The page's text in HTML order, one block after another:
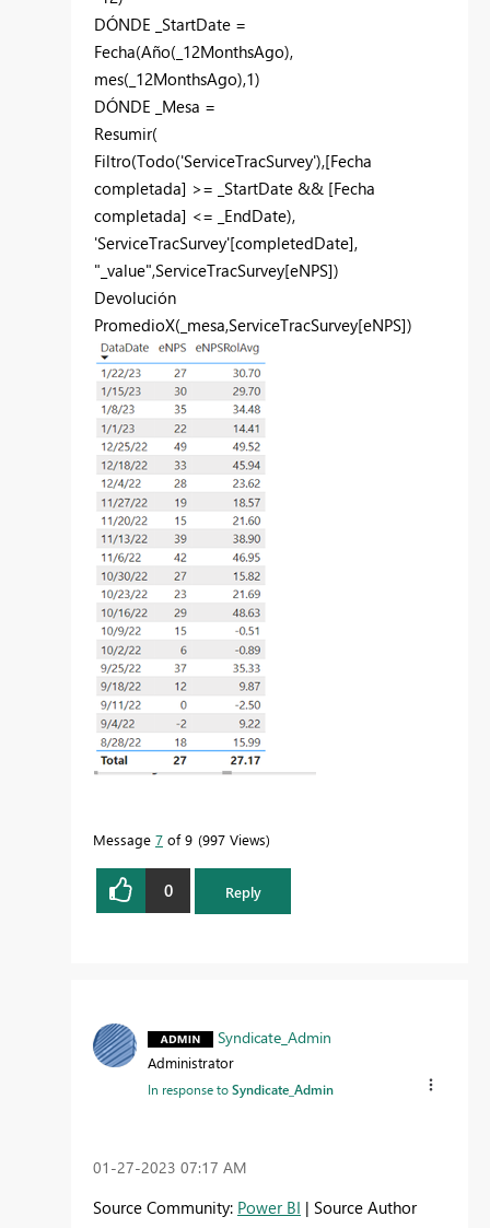
DÓNDE _StartDate =
Fecha(Año( _12MonthsAgo),
mes( _12MonthsAgo),1)
DÓNDE _Mesa =
Resumir(
Filtro(Todo('ServiceTracSurvey'),[Fecha
completada] >= _StartDate && [Fecha
completada] <= _EndDate),
'ServiceTracSurvey'[completedDate],
"_value",ServiceTracSurvey[eNPS])
Devolución
PromedioX( _mesa,ServiceTracSurvey[eNPS])
Message 7 of 9 997 Views
0 Reply
Syndicate_Admin
Administrator
In response toSyndicate_Admin
‎01-27-2023 07:17 AM
Source Community: Power BI | Source Author